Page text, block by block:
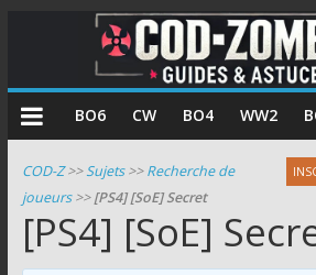
COD
Zombie
Guides
BO6 CW BO4 WW2
COD-Z>>Sujets>>Recherche de
joueurs>>[PS4] [SoE] Secret
[PS4] [SoE]